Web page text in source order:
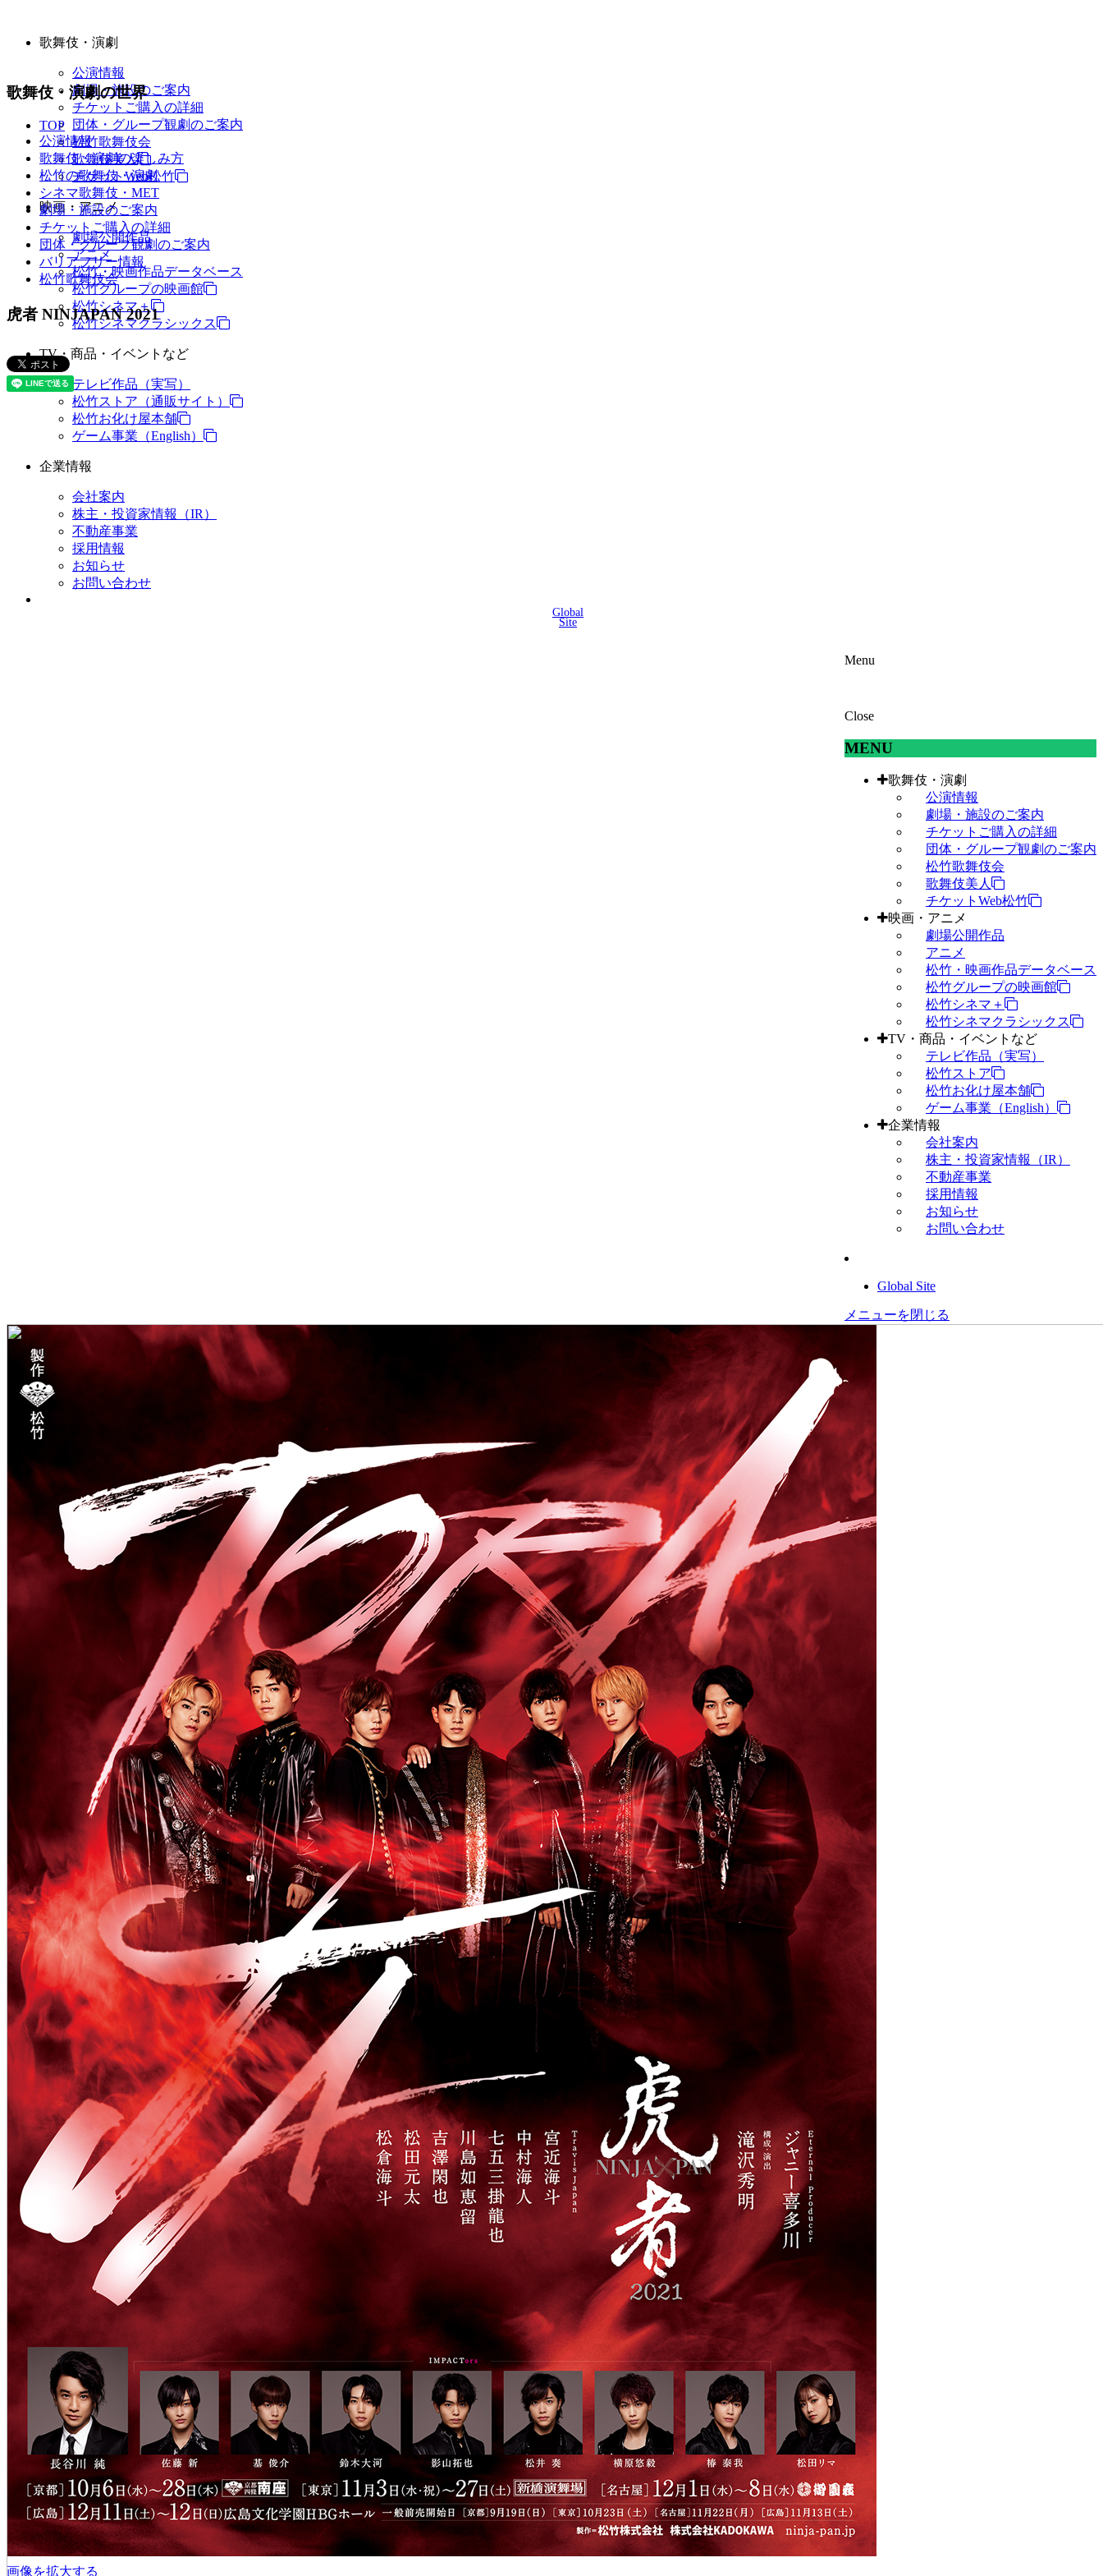
歌舞伎・演劇
公演情報
劇場・施設のご案内
チケットご購入の詳細
団体・グループ観劇のご案内
松竹歌舞伎会
歌舞伎美人
チケットWeb松竹
映画・アニメ
劇場公開作品
アニメ
松竹・映画作品データベース
松竹グループの映画館
松竹シネマ＋
松竹シネマクラシックス
TV・商品・イベントなど
テレビ作品（実写）
松竹ストア（通販サイト）
松竹お化け屋本舗
ゲーム事業（English）
企業情報
会社案内
株主・投資家情報（IR）
不動産事業
採用情報
お知らせ
お問い合わせ
Global
Site
Menu
Close
MENU
歌舞伎・演劇
公演情報
劇場・施設のご案内
チケットご購入の詳細
団体・グループ観劇のご案内
松竹歌舞伎会
歌舞伎美人
チケットWeb松竹
映画・アニメ
劇場公開作品
アニメ
松竹・映画作品データベース
松竹グループの映画館
松竹シネマ＋
松竹シネマクラシックス
TV・商品・イベントなど
テレビ作品（実写）
松竹ストア
松竹お化け屋本舗
ゲーム事業（English）
企業情報
会社案内
株主・投資家情報（IR）
不動産事業
採用情報
お知らせ
お問い合わせ
Global Site
メニューを閉じる
歌舞伎・演劇の世界
TOP
公演情報
歌舞伎・演劇の楽しみ方
松竹の歌舞伎・演劇
シネマ歌舞伎・MET
劇場・施設のご案内
チケットご購入の詳細
団体・グループ観劇のご案内
バリアフリー情報
松竹歌舞伎会
虎者 NINJAPAN 2021
画像を拡大する